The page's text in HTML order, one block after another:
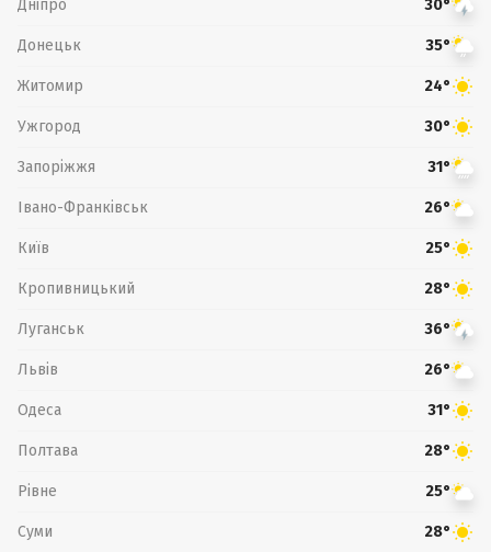
Дніпро 30°
Донецьк 35°
Житомир 24°
Ужгород 30°
Запоріжжя 31°
Івано-Франківськ 26°
Київ 25°
Кропивницький 28°
Луганськ 36°
Львів 26°
Одеса 31°
Полтава 28°
Рівне 25°
Суми 28°